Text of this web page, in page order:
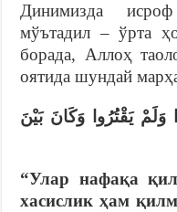
Динимизда
мўътадил – ўрта
борада, Аллоҳ
оятида шундай
وَلَمْ يَقْتُرُوا وَكَانَ بَيْنَ
“Улар нафақа
хасислик ҳам